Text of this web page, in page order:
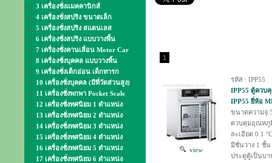
3 เครื่องชั่งแมคคานิกส์
4 เครื่องชั่งสปริง ขนาดเล็ก
5 เครื่องชั่งสปริง สแตนเลส
6 เครื่องชั่งสปริง แบบวางพื้น
7 เครื่องชั่งคานเลื่อน Motor Car
8 เครื่องชั่งบุคคล แบบวางพื้น
9 เครื่องชั่งเด็กอ่อน เด็กทารก
10 เครื่องชั่งบุคคล (มีที่วัดส่วนสูง)
11 เครื่องชั่งพกพา Pocket Scale
12 เครื่องชั่งทศนิยม 1 ตำแหน่ง
13 เครื่องชั่งทศนิยม 2 ตำแหน่ง
14 เครื่องชั่งทศนิยม 3 ตำแหน่ง
15 เครื่องชั่งทศนิยม 4 ตำแหน่ง
16 เครื่องชั่งทศนิยม 5 ตำแหน่ง
17 เครื่องชั่งทศนิยม 6 ตำแหน่ง
1
view
รหัส : IPP55
IPP55 ตู้ควบ
IPP55 ยี่ห้อ
ขนาดความจุ
ควบคุมอุณหภูมิ
ละเอียด 0.1 °C
มีชั่นวาง 1 ชั้น
ประตูตู้เป็นบ